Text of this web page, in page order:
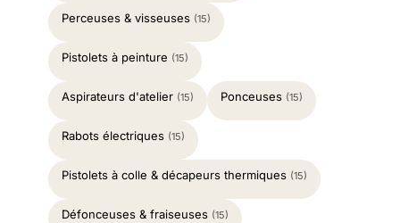
Perceuses & visseuses (15)
Pistolets à peinture (15)
Aspirateurs d'atelier (15) Ponceuses (15)
Rabots électriques (15)
Pistolets à colle & décapeurs thermiques (15)
Défonceuses & fraiseuses (15)